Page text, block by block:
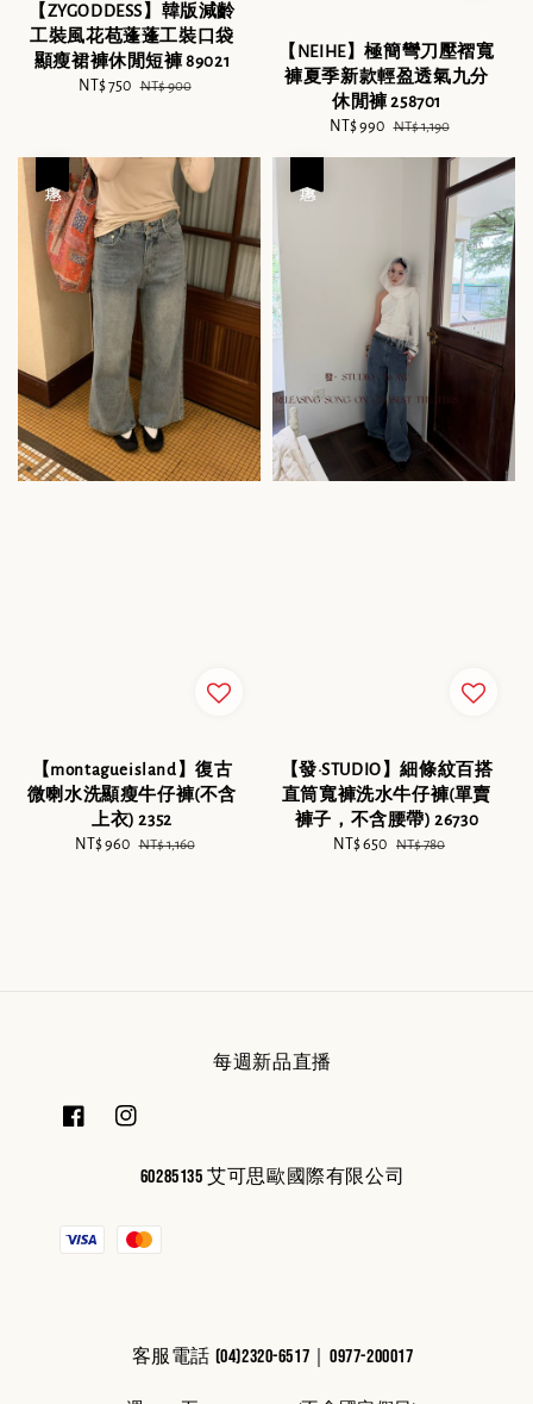
【ZYGODDESS】韓版減齡
工裝風花苞蓬蓬工裝口袋
顯瘦裙褲休閒短褲 89021
Sale
NT$ 750 Regular
NT$ 900
【NEIHE】極簡彎刀壓褶寬
褲夏季新款輕盈透氣九分
休閒褲 258701
Sale
NT$ 990 Regular
NT$ 1,190
【montagueisland】復古
微喇水洗顯瘦牛仔褲(不含
上衣) 2352
Sale
NT$ 960 Regular
NT$ 1,160
【發·STUDIO】細條紋百搭
直筒寬褲洗水牛仔褲(單賣
褲子，不含腰帶) 26730
Sale
NT$ 650 Regular
NT$ 780
每週新品直播
60285135 艾可思歐國際有限公司
客服電話 (04)2320-6517｜0977-200017